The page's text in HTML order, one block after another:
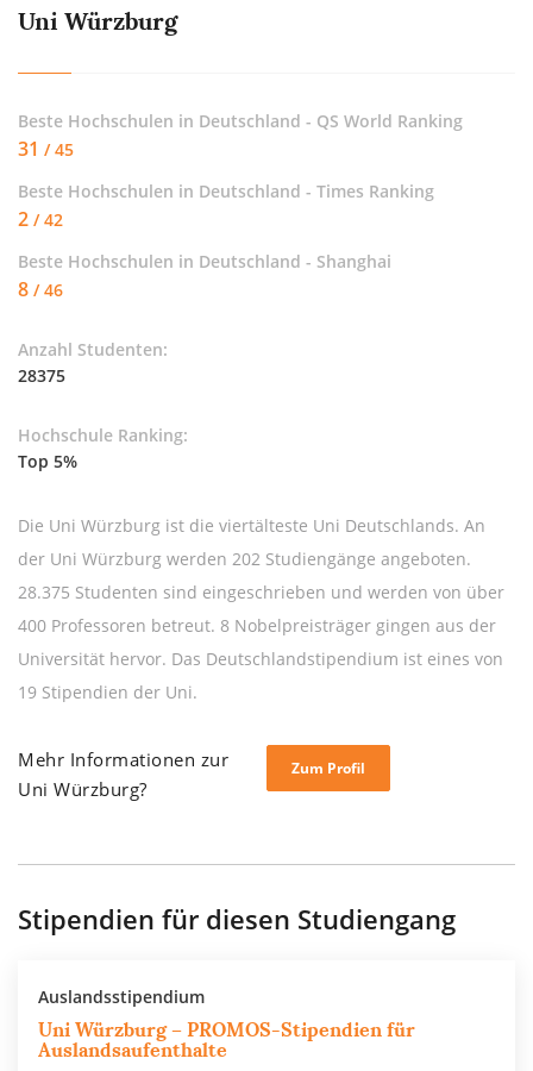
Uni Würzburg
Beste Hochschulen in Deutschland - QS World Ranking
31 / 45
Beste Hochschulen in Deutschland - Times Ranking
2 / 42
Beste Hochschulen in Deutschland - Shanghai
8 / 46
Anzahl Studenten:
28375
Hochschule Ranking:
Top 5%
Die Uni Würzburg ist die viertälteste Uni Deutschlands. An
der Uni Würzburg werden 202 Studiengänge angeboten.
28.375 Studenten sind eingeschrieben und werden von über
400 Professoren betreut. 8 Nobelpreisträger gingen aus der
Universität hervor. Das Deutschlandstipendium ist eines von
19 Stipendien der Uni.
Mehr Informationen zur
Uni Würzburg?
Zum Profil
Stipendien für diesen Studiengang
Auslandsstipendium
Uni Würzburg – PROMOS-Stipendien für
Auslandsaufenthalte